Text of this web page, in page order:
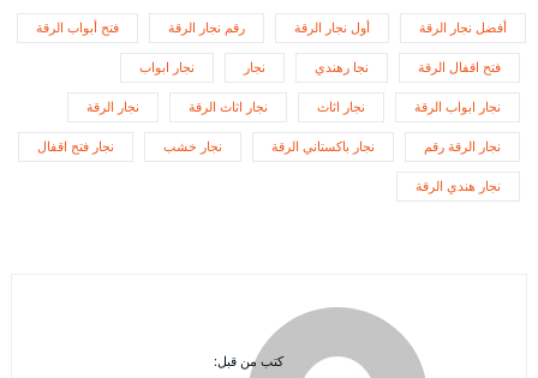
أفضل نجار الرقة أول نجار الرقة رقم نجار الرقة فتح أبواب الرقة
فتح اقفال الرقة نجا رهندي نجار نجار ابواب
نجار ابواب الرقة نجار اثاث نجار اثاث الرقة نجار الرقة
نجار الرقة رقم نجار باكستاني الرقة نجار خشب نجار فتح اقفال
نجار هندي الرقة
كتب من قبل: